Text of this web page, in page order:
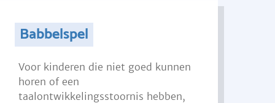
Babbelspel
Voor kinderen die niet goed kunnen
horen of een
taalontwikkelingsstoornis hebben,